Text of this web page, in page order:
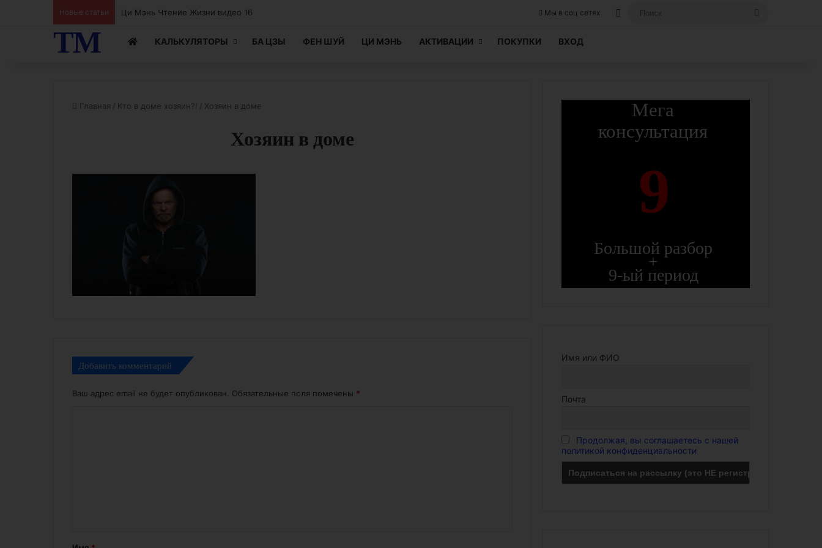
Новые статьи Мы в соц сетях Вход, если вы уже регистрировались на
ТМ КАЛЬКУЛЯТОРЫ БА ЦЗЫ ФЕН ШУЙ ЦИ МЭНЬ АКТИВАЦИИ ПОКУПКИ ВХОД
Главная / Кто в доме хозяин?! / Хозяин в доме
Хозяин в доме
Добавить комментарий
Ваш адрес email не будет опубликован. Обязательные поля помечены *
а
Мега
консультация
Большой разбор
+
9-ый период
9
Имя или ФИО
Почта
Продолжая, вы соглашаетесь с нашей
политикой конфиденциальности